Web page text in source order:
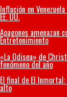
Inflación en
EE. UU.
Apagones amenazan
Entretenimiento
«La Odisea» de
fenómeno del año
El final de El
alto